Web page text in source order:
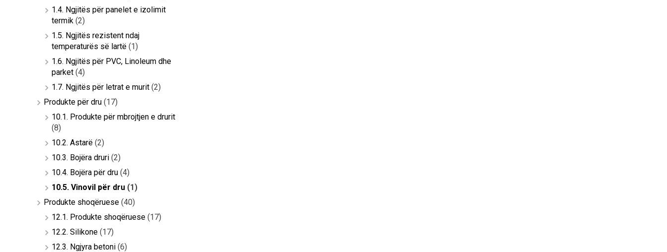
1.4. Ngjitës për panelet e izolimit
termik (2)
1.5. Ngjitës rezistent ndaj
temperaturës së lartë (1)
1.6. Ngjitës për PVC, Linoleum dhe
parket (4)
1.7. Ngjitës për letrat e murit (2)
Produkte për dru (17)
10.1. Produkte për mbrojtjen e drurit
(8)
10.2. Astarë (2)
10.3. Bojëra druri (2)
10.4. Bojëra për dru (4)
10.5. Vinovil për dru (1)
Produkte shoqëruese (40)
12.1. Produkte shoqëruese (17)
12.2. Silikone (17)
12.3. Ngjyra betoni (6)